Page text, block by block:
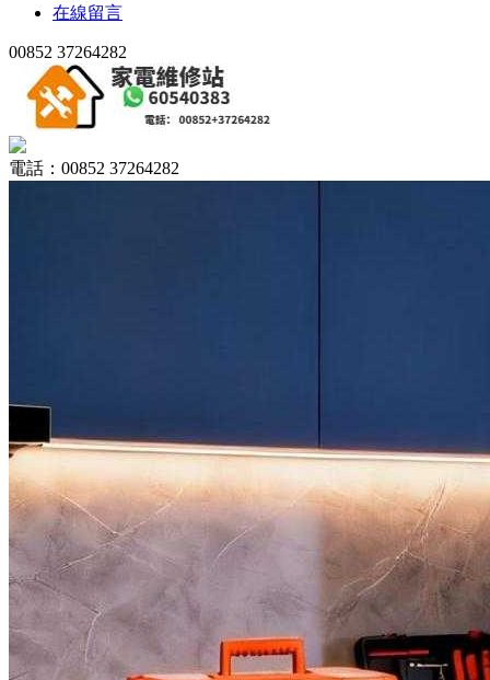
在線留言
00852 37264282
電話：00852 37264282